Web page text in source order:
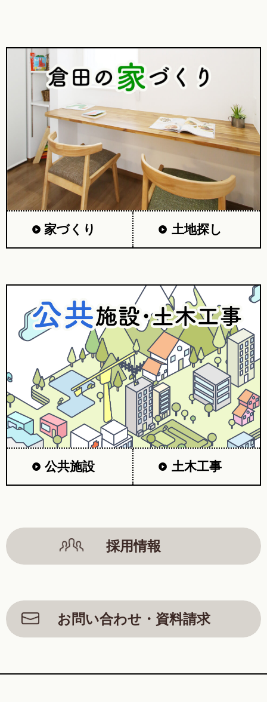
家づくり 土地探し
公共施設 土木工事
採用情報
お問い合わせ・資料請求